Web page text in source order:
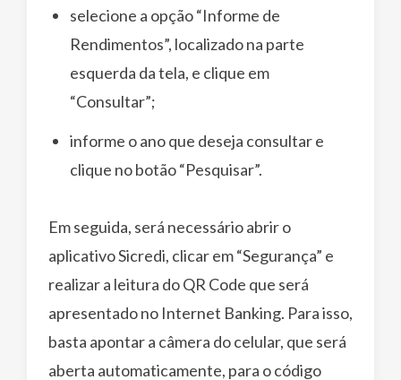
selecione a opção “Informe de
Rendimentos”, localizado na parte
esquerda da tela, e clique em
“Consultar”;
informe o ano que deseja consultar e
clique no botão “Pesquisar”.
Em seguida, será necessário abrir o
aplicativo Sicredi, clicar em “Segurança” e
realizar a leitura do QR Code que será
apresentado no Internet Banking. Para isso,
basta apontar a câmera do celular, que será
aberta automaticamente, para o código